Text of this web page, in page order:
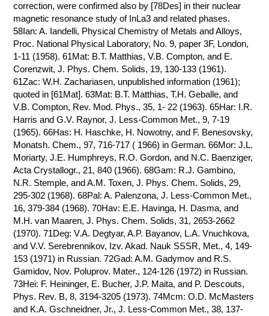
correction, were confirmed also by [78Des] in their nuclear
magnetic resonance study of InLa3 and related phases.
58Ian: A. Iandelli, Physical Chemistry of Metals and Alloys,
Proc. National Physical Laboratory, No. 9, paper 3F, London,
1-11 (1958). 61Mat: B.T. Matthias, V.B. Compton, and E.
Corenzwit, J. Phys. Chem. Solids, 19, 130-133 (1961).
61Zac: W.H. Zachariasen, unpublished information (1961);
quoted in [61Mat]. 63Mat: B.T. Matthias, T.H. Geballe, and
V.B. Compton, Rev. Mod. Phys., 35, 1- 22 (1963). 65Har: I.R.
Harris and G.V. Raynor, J. Less-Common Met., 9, 7-19
(1965). 66Has: H. Haschke, H. Nowotny, and F. Benesovsky,
Monatsh. Chem., 97, 716-717 ( 1966) in German. 66Mor: J.L.
Moriarty, J.E. Humphreys, R.O. Gordon, and N.C. Baenziger,
Acta Crystallogr., 21, 840 (1966). 68Gam: R.J. Gambino,
N.R. Stemple, and A.M. Toxen, J. Phys. Chem. Solids, 29,
295-302 (1968). 68Pal: A. Palenzona, J. Less-Common Met.,
16, 379-384 (1968). 70Hav: E.E. Havinga, H. Dasma, and
M.H. van Maaren, J. Phys. Chem. Solids, 31, 2653-2662
(1970). 71Deg: V.A. Degtyar, A.P. Bayanov, L.A. Vnuchkova,
and V.V. Serebrennikov, Izv. Akad. Nauk SSSR, Met., 4, 149-
153 (1971) in Russian. 72Gad: A.M. Gadymov and R.S.
Gamidov, Nov. Poluprov. Mater., 124-126 (1972) in Russian.
73Hei: F. Heininger, E. Bucher, J.P. Maita, and P. Descouts,
Phys. Rev. B, 8, 3194-3205 (1973). 74Mcm: O.D. McMasters
and K.A. Gschneidner, Jr., J. Less-Common Met., 38, 137-